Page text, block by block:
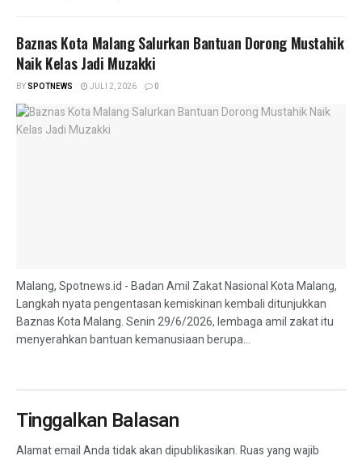
Baznas Kota Malang Salurkan Bantuan Dorong Mustahik
Naik Kelas Jadi Muzakki
BYSPOTNEWS JULI 2, 2026 0
Malang, Spotnews.id - Badan Amil Zakat Nasional Kota Malang,
Langkah nyata pengentasan kemiskinan kembali ditunjukkan
Baznas Kota Malang. Senin 29/6/2026, lembaga amil zakat itu
menyerahkan bantuan kemanusiaan berupa...
Tinggalkan Balasan
Alamat email Anda tidak akan dipublikasikan.Ruas yang wajib